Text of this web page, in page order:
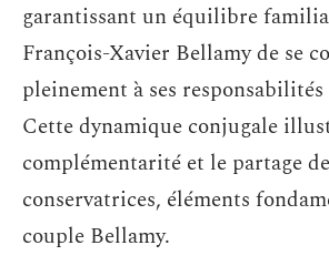
garantissant un équilibre
François-Xavier Bellamy de se
pleinement à ses
Cette dynamique conjugale
complémentarité et le partage
conservatrices, éléments
couple Bellamy.